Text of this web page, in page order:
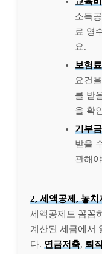
소득
료 영
요.
보험료
요건
를 받
을 확
기부금
받을
관해
2, 세액공제, 놓치
세액공제도 꼼꼼
계산된 세금에서
다. 연금저축, 퇴